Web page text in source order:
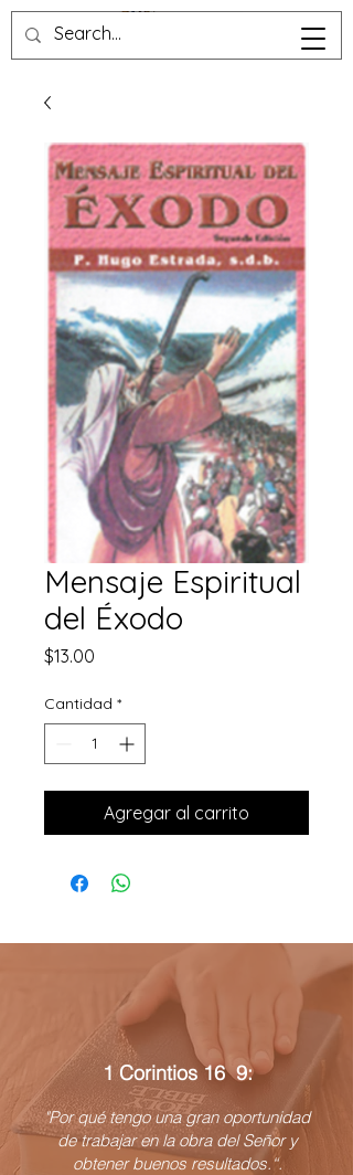
Mensaje Espiritual
del Éxodo
$13.00
Cantidad *
Agregar al carrito
1 Corintios 16 9:
"Por qué tengo una gran oportunidad
de trabajar en la obra del Señor y
obtener buenos resultados.“.